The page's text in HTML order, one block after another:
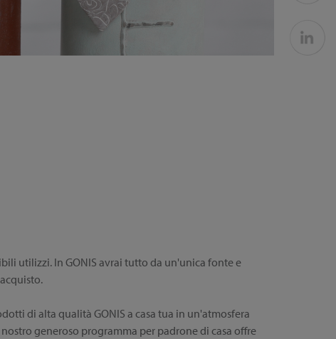
utilizzi. In GONIS avrai tutto da un'unica fonte e
di alta qualità GONIS a casa tua in un'atmosfera
generoso programma per padrone di casa offre